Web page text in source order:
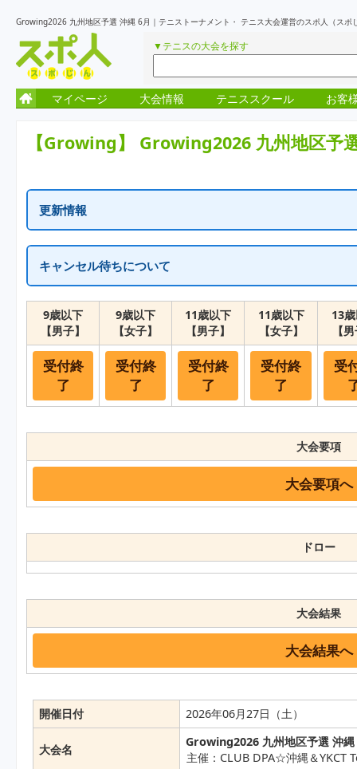
Growing2026 九州地区予選 沖縄 6月｜テニストーナメント・ テニス大会運営のスポ人（スポ
▼テニスの大会を探す
マイページ 大会情報 テニススクール お客
【Growing】 Growing2026 九州地区予
更新情報
キャンセル待ちについて
繰り上がりがでた場合に、随時受付が再開となります。
9歳以下
【男子】
9歳以下
【女子】
11歳以下
【男子】
11歳以下
【女子】
13
【
受付終
了
受付終
了
受付終
了
受付終
了
受
大会要項
大会要項へ
ドロー
大会結果
大会結果へ
開催日付 2026年06月27日（土）
大会名
Growing2026 九州地区予選 沖縄
主催：CLUB DPA☆沖縄＆YKCT